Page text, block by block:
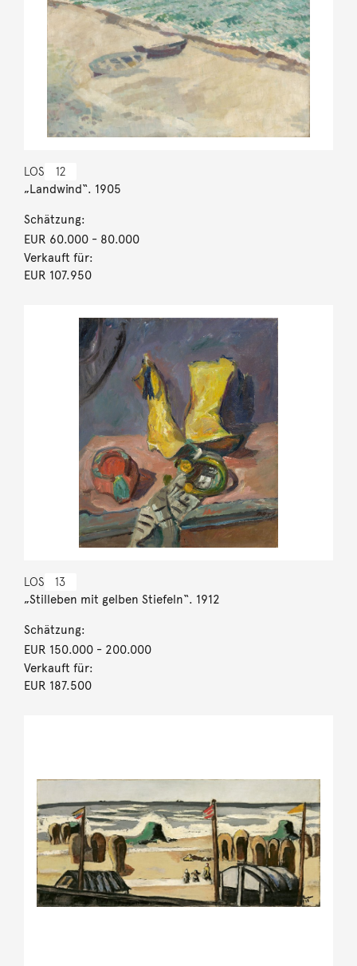
LOS 12
„Landwind“. 1905
Schätzung:
EUR 60.000- 80.000
Verkauft für:
EUR 107.950
LOS 13
„Stilleben mit gelben Stiefeln“. 1912
Schätzung:
EUR 150.000- 200.000
Verkauft für:
EUR 187.500